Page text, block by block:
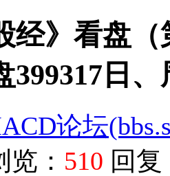
经》看盘
399317日
论坛
览： 510 回复